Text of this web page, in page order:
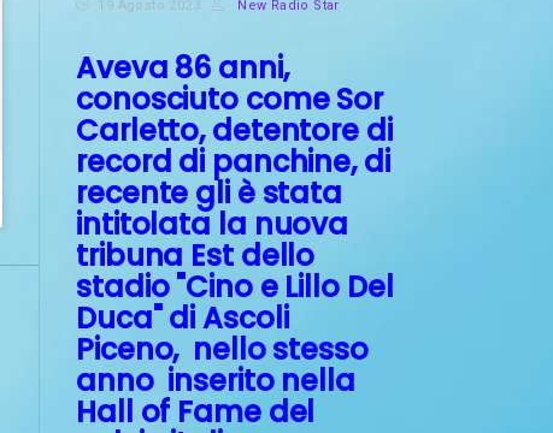
19 Agosto 2023 New Radio Star
Aveva 86 anni,
conosciuto come Sor
Carletto, detentore di
record di panchine, di
recente gli è stata
intitolata la nuova
tribuna Est dello
stadio "Cino e Lillo Del
Duca" di Ascoli
Piceno, nello stesso
anno inserito nella
Hall of Fame del